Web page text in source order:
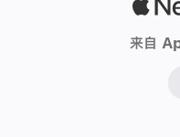
来自